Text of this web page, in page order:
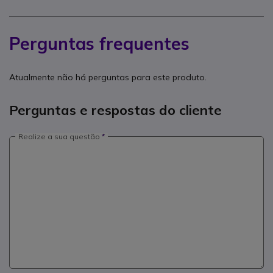
Perguntas frequentes
Atualmente não há perguntas para este produto.
Perguntas e respostas do cliente
Realize a sua questão